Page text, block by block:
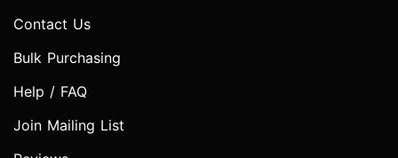
Contact Us
Bulk Purchasing
Help / FAQ
Join Mailing List